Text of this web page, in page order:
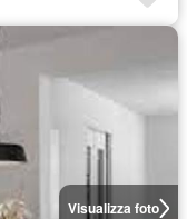
Visualizza foto